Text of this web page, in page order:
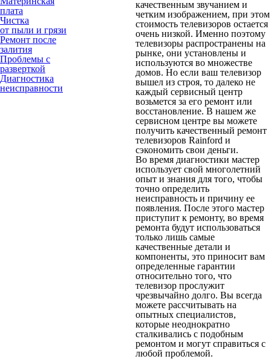
плата
Чистка
от пыли и грязи
Ремонт после
залития
Проблемы с
разверткой
Диагностика
неисправности
качественным звучанием и
четким изображением, при этом
стоимость телевизоров остается
очень низкой. Именно поэтому
телевизоры распространены на
рынке, они установлены и
используются во множестве
домов. Но если ваш телевизор
вышел из строя, то далеко не
каждый сервисный центр
возьмется за его ремонт или
восстановление. В нашем же
сервисном центре вы можете
получить качественный ремонт
телевизоров Rainford и
сэкономить свои деньги.
Во время диагностики мастер
использует свой многолетний
опыт и знания для того, чтобы
точно определить
неисправность и причину ее
появления. После этого мастер
приступит к ремонту, во время
ремонта будут использоваться
только лишь самые
качественные детали и
компоненты, это приносит вам
определенные гарантии
относительно того, что
телевизор прослужит
чрезвычайно долго. Вы всегда
можете рассчитывать на
опытных специалистов,
которые неоднократно
сталкивались с подобным
ремонтом и могут справиться с
любой проблемой.